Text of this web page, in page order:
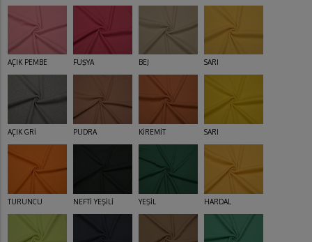
AÇIK PEMBE FUŞYA BEJ SARI
AÇIK GRİ PUDRA KİREMİT SARI
TURUNCU NEFTİ YEŞİLİ YEŞİL HARDAL